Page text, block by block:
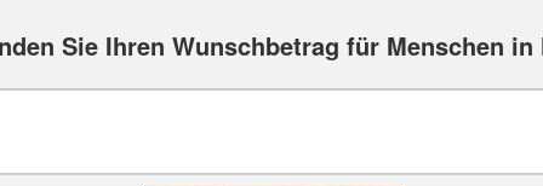
Sie Ihren Wunschbetrag für Menschen in